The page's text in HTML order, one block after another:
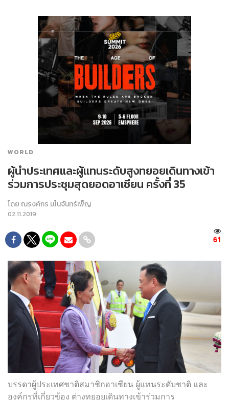
WORLD
ผู้นำประเทศและผู้แทนระดับสูงทยอยเดินทางเข้า
ร่วมการประชุมสุดยอดอาเซียน ครั้งที่ 35
โดยณรงค์กร มโนจันทร์เพ็ญ
02.11.2019
61
บรรดาผู้ประเทศชาติสมาชิกอาเซียน ผู้แทนระดับชาติ และ
องค์กรที่เกี่ยวข้อง ต่างทยอยเดินทางเข้าร่วมการ